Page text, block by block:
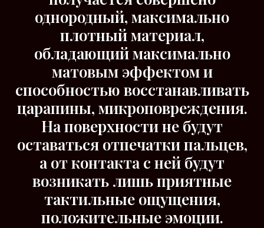
однородный, максимально
плотный материал,
обладающий максимально
матовым эффектом и
способностью восстанавливать
царапины, микроповреждения.
На поверхности не будут
оставаться отпечатки пальцев,
а от контакта с ней будут
возникать лишь приятные
тактильные ощущения,
положительные эмоции.